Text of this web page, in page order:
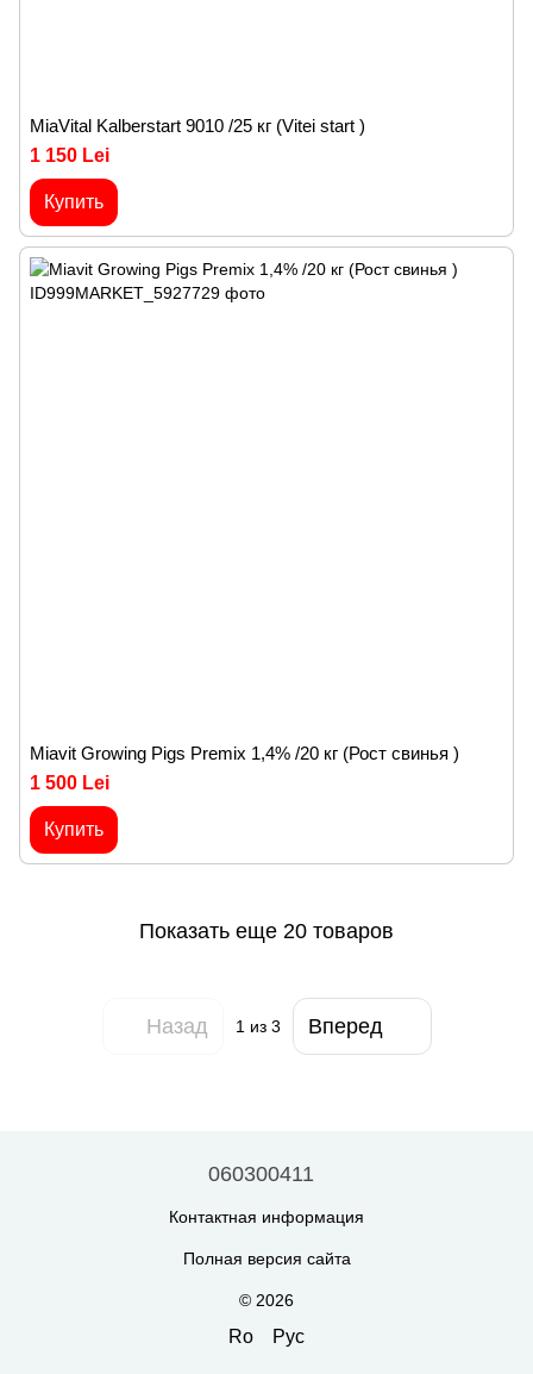
MiaVital Kalberstart 9010 /25 кг (Vitei start )
1 150 Lei
Купить
Miavit Growing Pigs Premix 1,4% /20 кг (Рост свинья )
1 500 Lei
Купить
Показать еще 20 товаров
Назад 1 из 3 Вперед
060300411
Контактная информация
Полная версия сайта
© 2026
Ro Рус